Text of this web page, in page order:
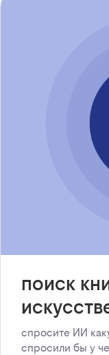
поиск
спросите ИИ
спросили бы у